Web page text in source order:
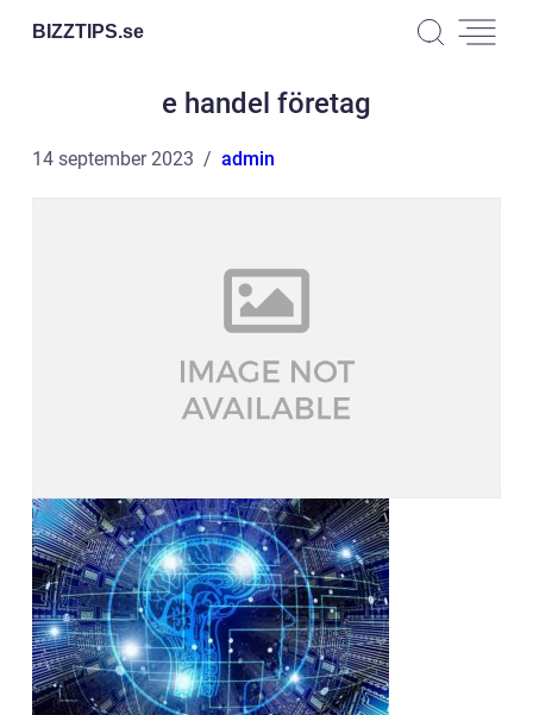
BIZZTIPS.se
e handel företag
14 september 2023 admin